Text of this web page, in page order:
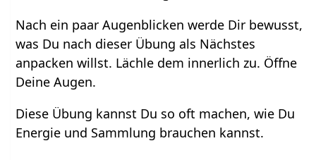
Nach ein paar Augenblicken werde Dir bewusst,
was Du nach dieser Übung als Nächstes
anpacken willst. Lächle dem innerlich zu. Öffne
Deine Augen.
Diese Übung kannst Du so oft machen, wie Du
Energie und Sammlung brauchen kannst.